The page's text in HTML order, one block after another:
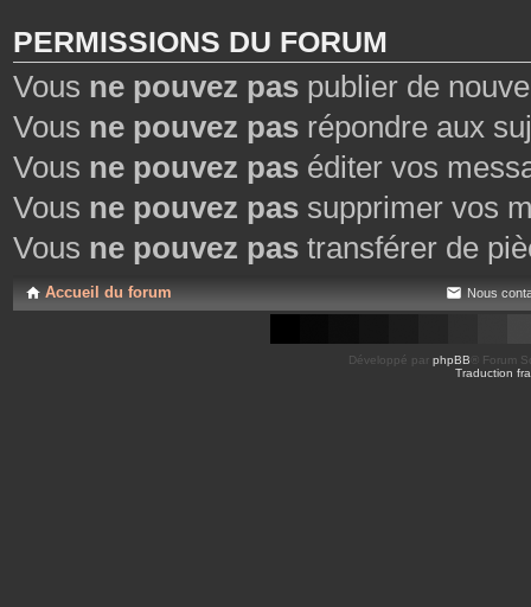
PERMISSIONS DU FORUM
Vous ne pouvez pas publier de
Vous ne pouvez pas répondre aux
Vous ne pouvez pas éditer vos
Vous ne pouvez pas supprimer vos
Vous ne pouvez pas transférer de
Accueil du forum Nous
Développé par phpBB ® Forum
Traduction